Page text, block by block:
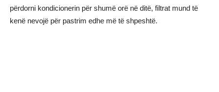
përdorni kondicionerin për shumë orë në ditë, filtrat mund të
kenë nevojë për pastrim edhe më të shpeshtë.